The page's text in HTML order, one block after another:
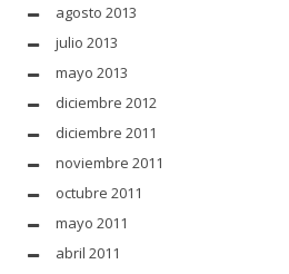
agosto 2013
julio 2013
mayo 2013
diciembre 2012
diciembre 2011
noviembre 2011
octubre 2011
mayo 2011
abril 2011